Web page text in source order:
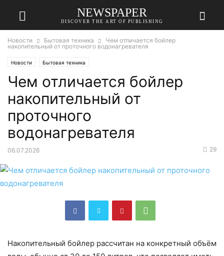
NEWSPAPER
DISCOVER THE ART OF PUBLISHING
Новости Бытовая техника
Чем отличается бойлер
накопительный от проточного водонагревателя
Новости Бытовая техника
Чем отличается бойлер
накопительный от
проточного
водонагревателя
06.07.2026 29
Накопительный бойлер рассчитан на конкретный объём